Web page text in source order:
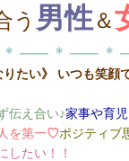
う 男性 ＆
―― ＊ ―― ＊
りたい》 いつも笑
伝え合い♪家事や育
を第一♡ポジティ
したい！！